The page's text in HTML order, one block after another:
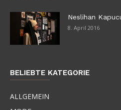
Neslihan
8. April 2016
BELIEBTE KATEGORIE
ALLGEMEIN